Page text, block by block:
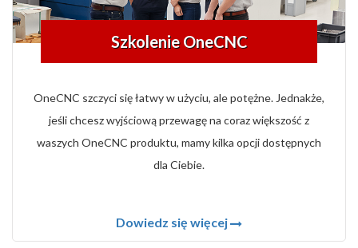
Szkolenie OneCNC
OneCNC szczyci się łatwy w użyciu, ale potężne. Jednakże,
jeśli chcesz wyjściową przewagę na coraz większość z
waszych OneCNC produktu, mamy kilka opcji dostępnych
dla Ciebie.
Dowiedz się więcej